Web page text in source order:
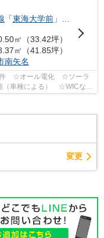
「東海大学前」駅 徒歩23分
㎡（33.42坪）
㎡（41.85坪）
南矢名
件 ☆オール電化 ☆ソーラ
（車種による） ☆WICなど
変更